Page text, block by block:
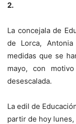
2.
La concejala de
de Lorca,
medidas que se
mayo, con
desescalada.
La edil de
partir de hoy